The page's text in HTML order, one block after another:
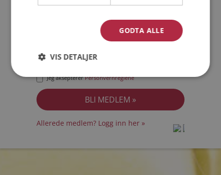
Jeg akseptererPersonvernreglene
Allerede medlem? Logg inn her »
GODTA ALLE
VIS DETALJER